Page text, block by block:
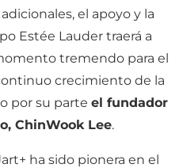
el apoyo y la
Estée Lauder traerá a
tremendo para el
crecimiento de la
por su parte el fundador
ChinWook Lee.
ha sido pionera en el